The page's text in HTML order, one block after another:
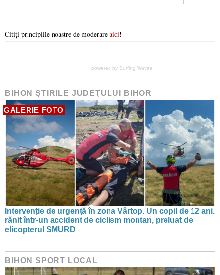
Citiți principiile noastre de moderare aici!
powered by Surfing Waves
BIHON ŞTIRILE JUDEŢULUI BIHOR
GALERIE FOTO
Intervenție de urgență în zona Vârtop. Un copil de 12 ani,
rănit într-un accident de ciclism montan, preluat de
elicopterul SMURD
BIHON SPORT LOCAL